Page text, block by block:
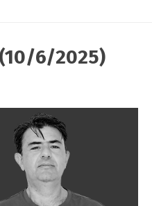
6/2025)